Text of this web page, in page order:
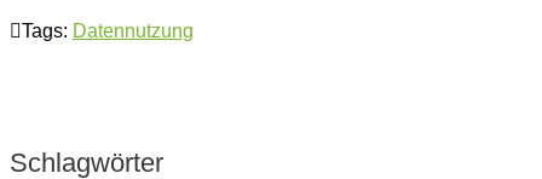
Tags: Datennutzung
Schlagwörter